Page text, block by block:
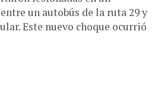
un autobús de la ruta 29 y
Este nuevo choque ocurrió